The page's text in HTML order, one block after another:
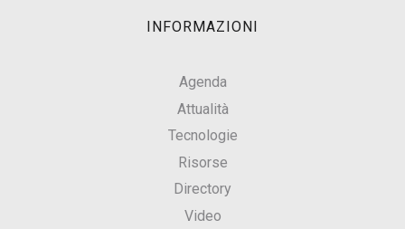
INFORMAZIONI
Agenda
Attualità
Tecnologie
Risorse
Directory
Video